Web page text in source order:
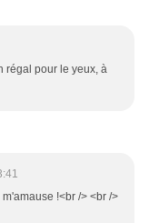
régal pour le yeux, à
!<br /> <br />